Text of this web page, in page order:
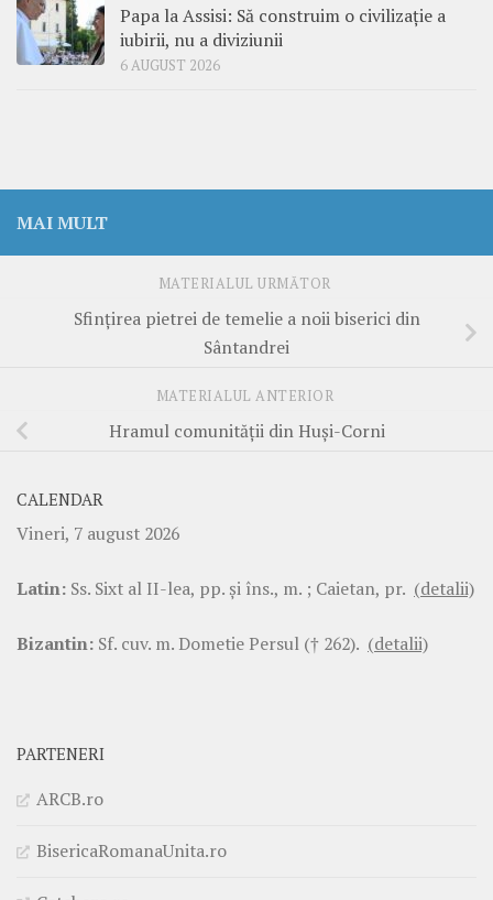
Papa la Assisi: Să construim o civilizație a
iubirii, nu a diviziunii
6 AUGUST 2026
MAI MULT
MATERIALUL URMĂTOR
Sfințirea pietrei de temelie a noii biserici din
Sântandrei
MATERIALUL ANTERIOR
Hramul comunității din Huși-Corni
CALENDAR
Vineri, 7 august 2026
Latin: Ss. Sixt al II-lea, pp. şi îns., m. ; Caietan, pr. (detalii)
Bizantin: Sf. cuv. m. Dometie Persul († 262). (detalii)
PARTENERI
ARCB.ro
BisericaRomanaUnita.ro